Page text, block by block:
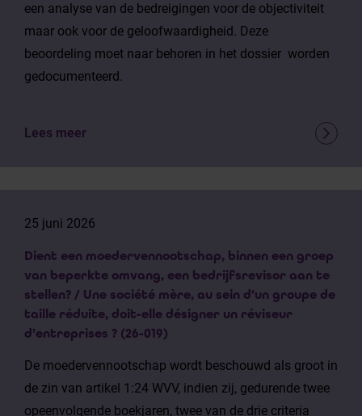
een analyse van de bedreigingen voor de objectiviteit
maar ook voor de geloofwaardigheid. Deze
beoordeling moet naar behoren in het dossier worden
gedocumenteerd.
Lees meer
25 juni 2026
Dient een moedervennootschap, binnen een groep
van beperkte omvang, een bedrijfsrevisor aan te
stellen? / Une société mère, au sein d’un groupe de
taille réduite, doit-elle désigner un réviseur
d’entreprises ? (26-019)
De moedervennootschap wordt beschouwd als groot in
de zin van artikel 1:24 WVV, indien zij, gedurende twee
opeenvolgende boekjaren, twee van de drie criteria